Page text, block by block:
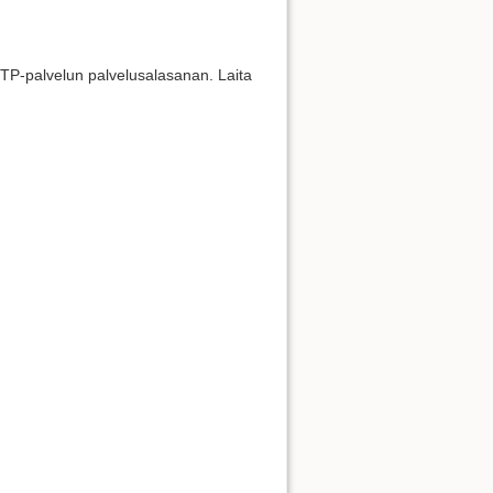
palvelun palvelusalasanan. Laita